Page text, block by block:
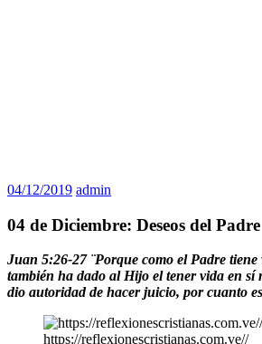
04/12/2019 admin
04 de Diciembre: Deseos del Padre
Juan 5:26-27 ¨Porque como el Padre tiene
también ha dado al Hijo el tener vida en sí
dio autoridad de hacer juicio, por cuanto
https://reflexionescristianas.com.ve//